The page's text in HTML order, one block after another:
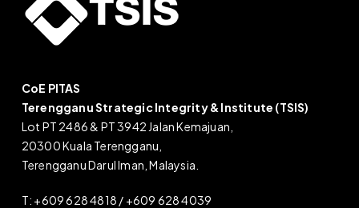
CoE PITAS
Terengganu Strategic Integrity & Institute (TSIS)
Lot PT 2486 & PT 3942 Jalan Kemajuan,
20300 Kuala Terengganu,
Terengganu Darul Iman, Malaysia.
T: +609 628 4818 / +609 628 4039